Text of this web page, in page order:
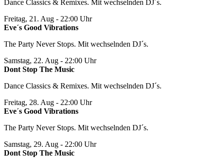
Dance Classics & Remixes. Mit wechselnden DJ´s.
Freitag, 21. Aug - 22:00 Uhr
Eve´s Good Vibrations
The Party Never Stops. Mit wechselnden DJ´s.
Samstag, 22. Aug - 22:00 Uhr
Dont Stop The Music
Dance Classics & Remixes. Mit wechselnden DJ´s.
Freitag, 28. Aug - 22:00 Uhr
Eve´s Good Vibrations
The Party Never Stops. Mit wechselnden DJ´s.
Samstag, 29. Aug - 22:00 Uhr
Dont Stop The Music